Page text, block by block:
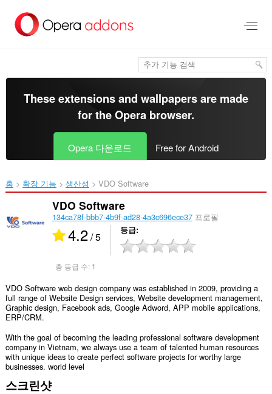
건
These extensions and wallpapers are made
for theOpera browser.
Opera 다운로드 Free for Android
홈 확장 기능 생산성 VDO Software‎
VDO Software
134ca78f-bbb7-4b9f-ad28-4a3c696ece37프로필
4.2/ 5 등급
총 등급 수: 1
VDO Software web design company was established in 2009, providing a
full range of Website Design services, Website development management,
Graphic design, Facebook ads, Google Adword, APP mobile applications,
ERP/CRM.
With the goal of becoming the leading professional software development
company in Vietnam, we always use a team of talented human resources
with unique ideas to create perfect software projects for worthy large
businesses. world level
스크린샷